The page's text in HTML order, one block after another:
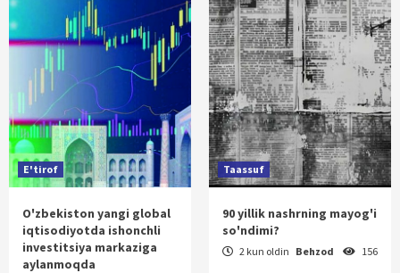
E'tirof
O'zbekiston yangi global
iqtisodiyotda ishonchli
investitsiya markaziga
aylanmoqda
Taassuf
90 yillik nashrning mayog'i
so'ndimi?
2 kun oldin Behzod 156